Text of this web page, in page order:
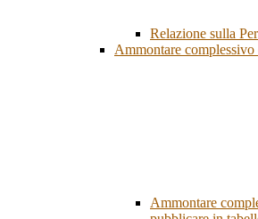
Relazione sulla
Ammontare complessivo
Ammontare